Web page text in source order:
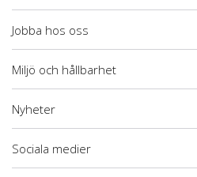
Jobba hos oss
Miljö och hållbarhet
Nyheter
Sociala medier